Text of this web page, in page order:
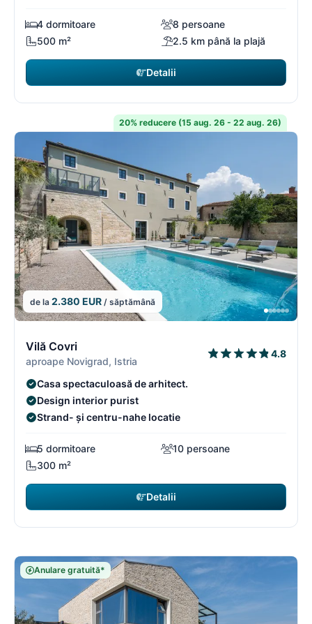
4 dormitoare
8 persoane
500 m²
2.5 km până la plajă
Detalii
20% reducere (15 aug. 26 - 22 aug. 26)
de la 2.380 EUR / săptămână
Vilă Covri
aproape Novigrad, Istria
4.8
Casa spectaculoasă de arhitect.
Design interior purist
Strand- și centru-nahe locatie
5 dormitoare
10 persoane
300 m²
Detalii
Anulare gratuită*